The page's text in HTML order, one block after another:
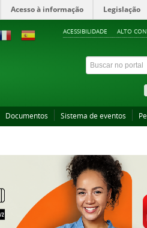
Acesso à informação Legislação
ACESSIBILIDADE ALTO
Documentos Sistema de eventos